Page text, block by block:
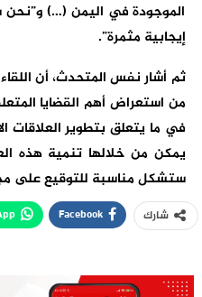
الموجودة في اليمن (…) و”نحن
إيجابية مثمرة”.
ثم أشار نفس المتحدث، أن
من استعراض أهم القضايا
في ما يتعلق بتطوير العلاقات
يمكن من خلالها تنمية هذه
ستشكل مناسبة للتوقيع على
شارك Facebook